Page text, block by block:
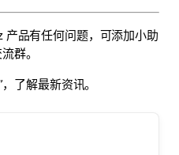
品有任何问题，可添加小助
群。
了解最新资讯。